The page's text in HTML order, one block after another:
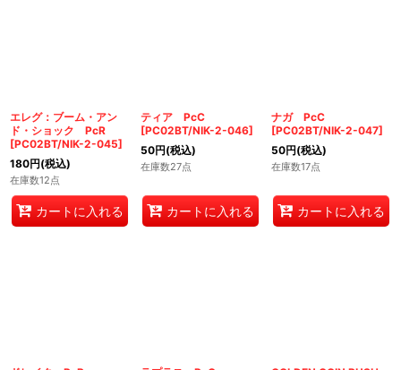
エレグ：ブーム・アン
ド・ショック PcR
[PC02BT/NIK-2-045]
180円(税込)
在庫数12点
カートに入れる
ティア PcC
[PC02BT/NIK-2-046]
50円(税込)
在庫数27点
カートに入れる
ナガ PcC
[PC02BT/NIK-2-047]
50円(税込)
在庫数17点
カートに入れる